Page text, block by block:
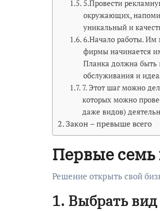
5.Провести
окружающих,
уникальный и
6.Начало работы. Им
фирмы начинается
Планка должна быть
обслуживания и
7. Этот шаг можно
которых можно
даже видов)
Закон – превыше всего
Первые семь
Решение открыть свой
1. Выбрать вид